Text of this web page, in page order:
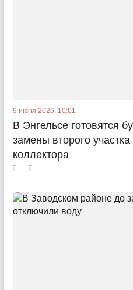
9 июня 2026, 10:01
В Энгельсе готовятся
замены второго
коллектора